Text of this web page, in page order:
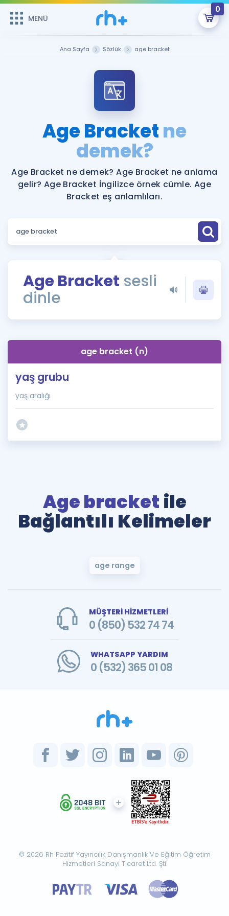
MENÜ
0
Şifremi Hatırlamıyorum
Sepetin Şu An Boş.
Remzi Hoca ile seni sınava hazırlayacak onlarca eğitim seni
bekliyor!
MENÜ
Katılımcı Görüşleri
Faydalı Araçlar
Ücretsiz Kaynaklar
ÖSYM Sınav Takvimi
Kampanyalar
İngilizce Gramer
İngilizce Gramer
Ana Sayfa Sözlük age bracket
Age Bracketne
demek?
Age Bracket ne demek? Age Bracket ne anlama
gelir? Age Bracket İngilizce örnek cümle. Age
Bracket eş anlamlıları.
Age Bracket sesli
dinle
age bracket (n)
yaş grubu
yaş aralığı
Age bracket ile
Bağlantılı Kelimeler
age range
MÜŞTERİ HİZMETLERİ
0 (850) 532 74 74
WHATSAPP YARDIM
0 (532) 365 01 08
© 2026 Rh Pozitif Yayıncılık Danışmanlık Ve Eğitim Öğretim
Hizmetleri Sanayi Ticaret Ltd. Şti.